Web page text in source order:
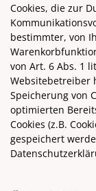
Cookies, die zur
bestimmter, von
von Art. 6 Abs. 1
Websitebetreiber
Speicherung von
optimierten
Cookies (z.B.
gespeichert